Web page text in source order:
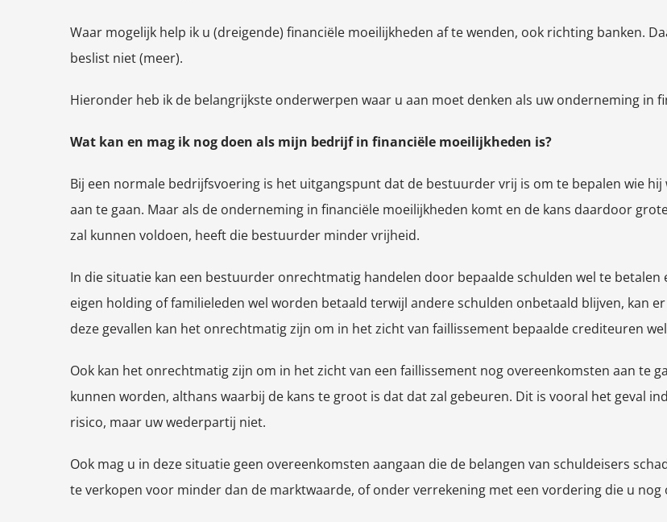
Waar mogelijk help ik u (dreigende) financiële moeilijkheden af te wenden, ook richting banken.
beslist niet (meer).
Hieronder heb ik de belangrijkste onderwerpen waar u aan moet denken als uw onderneming in
Wat kan en mag ik nog doen als mijn bedrijf in financiële moeilijkheden is?
Bij een normale bedrijfsvoering is het uitgangspunt dat de bestuurder vrij is om te bepalen wie
aan te gaan. Maar als de onderneming in financiële moeilijkheden komt en de kans daardoor
zal kunnen voldoen, heeft die bestuurder minder vrijheid.
In die situatie kan een bestuurder onrechtmatig handelen door bepaalde schulden wel te
eigen holding of familieleden wel worden betaald terwijl andere schulden onbetaald blijven, kan
deze gevallen kan het onrechtmatig zijn om in het zicht van faillissement bepaalde crediteuren
Ook kan het onrechtmatig zijn om in het zicht van een faillissement nog overeenkomsten aan te
kunnen worden, althans waarbij de kans te groot is dat dat zal gebeuren. Dit is vooral het geval
risico, maar uw wederpartij niet.
Ook mag u in deze situatie geen overeenkomsten aangaan die de belangen van schuldeisers
te verkopen voor minder dan de marktwaarde, of onder verrekening met een vordering die u